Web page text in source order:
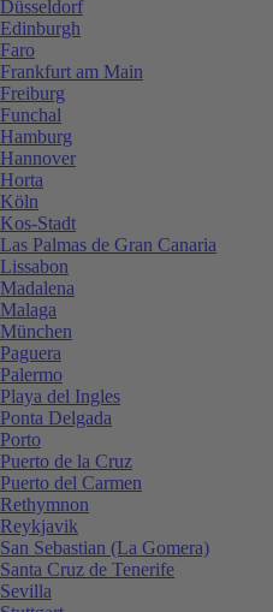
Düsseldorf
Edinburgh
Faro
Frankfurt am Main
Freiburg
Funchal
Hamburg
Hannover
Horta
Köln
Kos-Stadt
Las Palmas de Gran Canaria
Lissabon
Madalena
Malaga
München
Paguera
Palermo
Playa del Ingles
Ponta Delgada
Porto
Puerto de la Cruz
Puerto del Carmen
Rethymnon
Reykjavik
San Sebastian (La Gomera)
Santa Cruz de Tenerife
Sevilla